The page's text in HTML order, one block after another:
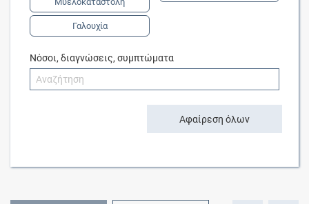
Γαλουχία
Νόσοι, διαγνώσεις, συμπτώματα
Αφαίρεση όλων